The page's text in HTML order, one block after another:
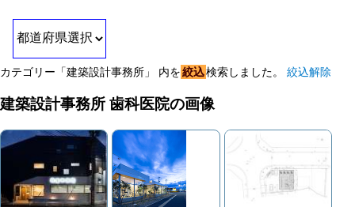
カテゴリー「建築設計事務所」 内を絞込検索しました。 絞込解除
建築設計事務所 歯科医院の画像